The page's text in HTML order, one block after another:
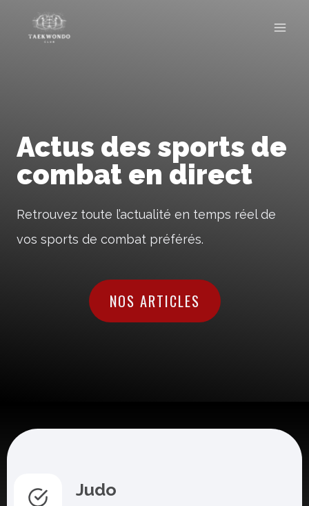
Actus des sports de
combat en direct
Retrouvez toute l’actualité en temps réel de
vos sports de combat préférés.
NOS ARTICLES
Judo